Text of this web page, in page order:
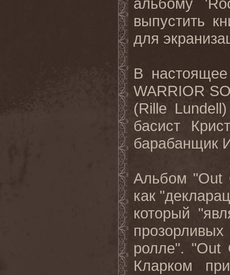
выпустить
для
В
WARRIOR
(Rille
басист
барабанщик
Альбом "Out
как
который
ролле".
Кларком